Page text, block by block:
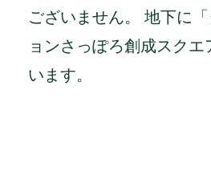
ございません。 地下に
ョンさっぽろ創成スク
います。